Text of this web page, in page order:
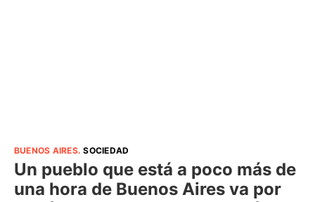
BUENOS AIRES.SOCIEDAD
Un pueblo que está a poco más de
una hora de Buenos Aires va por